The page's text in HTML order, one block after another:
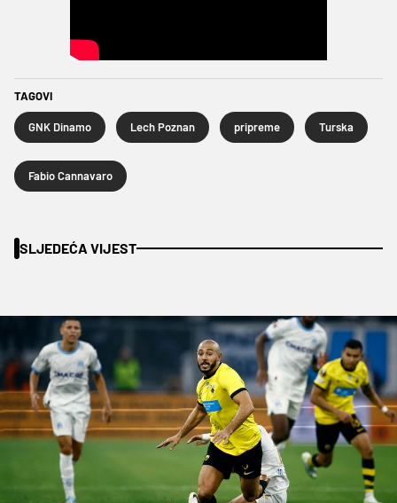
TAGOVI
GNK Dinamo Lech Poznan pripreme Turska
Fabio Cannavaro
SLJEDEĆA VIJEST